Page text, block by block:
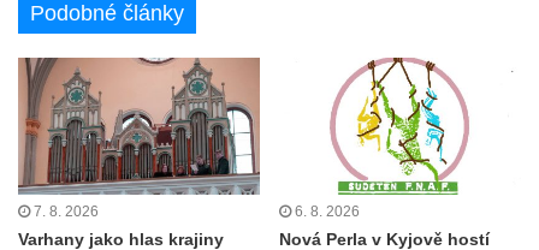
Podobné články
7. 8. 2026
Varhany jako hlas krajiny
6. 8. 2026
Nová Perla v Kyjově hostí